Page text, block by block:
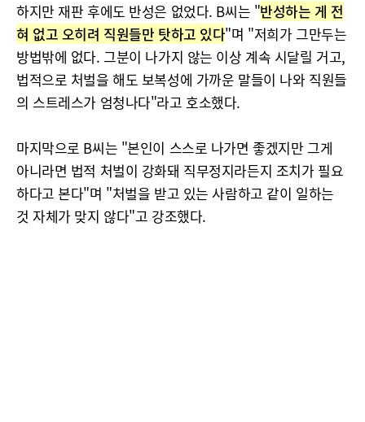
하지만 재판 후에도 반성은 없었다. B씨는 "반성하는 게 전
혀 없고 오히려 직원들만 탓하고 있다"며 "저희가 그만두는
방법밖에 없다. 그분이 나가지 않는 이상 계속 시달릴 거고,
법적으로 처벌을 해도 보복성에 가까운 말들이 나와 직원들
의 스트레스가 엄청나다"라고 호소했다.
마지막으로 B씨는 "본인이 스스로 나가면 좋겠지만 그게
아니라면 법적 처벌이 강화돼 직무정지라든지 조치가 필요
하다고 본다"며 "처벌을 받고 있는 사람하고 같이 일하는
것 자체가 맞지 않다"고 강조했다.